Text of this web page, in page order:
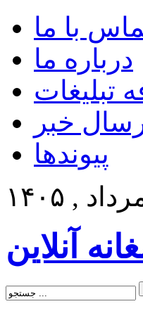
با ما
درباره ما
تبلیغات
خبر
پیوندها
آنلاین